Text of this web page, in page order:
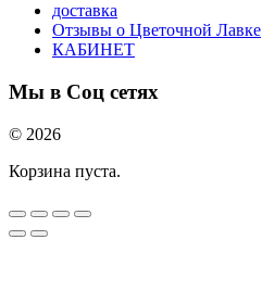
доставка
Отзывы о Цветочной Лавке
КАБИНЕТ
Мы в Соц сетях
© 2026
Корзина пуста.